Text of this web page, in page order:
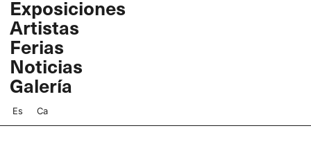
contenido
Exposiciones
Artistas
Ferias
Noticias
Galería
Es Ca